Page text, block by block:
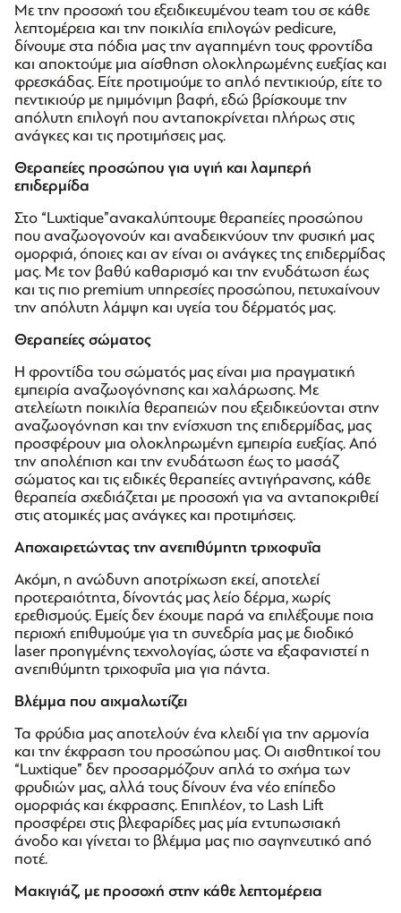
Με την προσοχή του εξειδικευμένου team του σε κάθε
λεπτομέρεια και την ποικιλία επιλογών pedicure,
δίνουμε στα πόδια μας την αγαπημένη τους φροντίδα
και αποκτούμε μια αίσθηση ολοκληρωμένης ευεξίας και
φρεσκάδας. Είτε προτιμούμε το απλό πεντικιούρ, είτε το
πεντικιούρ με ημιμόνιμη βαφή, εδώ βρίσκουμε την
απόλυτη επιλογή που ανταποκρίνεται πλήρως στις
ανάγκες και τις προτιμήσεις μας.
Θεραπείες προσώπου για υγιή και λαμπερή
επιδερμίδα
Στο “Luxtique”ανακαλύπτουμε θεραπείες προσώπου
που αναζωογονούν και αναδεικνύουν την φυσική μας
ομορφιά, όποιες και αν είναι οι ανάγκες της επιδερμίδας
μας. Με τον βαθύ καθαρισμό και την ενυδάτωση έως
και τις πιο premium υπηρεσίες προσώπου, πετυχαίνουν
την απόλυτη λάμψη και υγεία του δέρματός μας.
Θεραπείες σώματος
Η φροντίδα του σώματός μας είναι μια πραγματική
εμπειρία αναζωογόνησης και χαλάρωσης. Με
ατελείωτη ποικιλία θεραπειών που εξειδικεύονται στην
αναζωογόνηση και την ενίσχυση της επιδερμίδας, μας
προσφέρουν μια ολοκληρωμένη εμπειρία ευεξίας. Από
την απολέπιση και την ενυδάτωση έως το μασάζ
σώματος και τις ειδικές θεραπείες αντιγήρανσης, κάθε
θεραπεία σχεδιάζεται με προσοχή για να ανταποκριθεί
στις ατομικές μας ανάγκες και προτιμήσεις.
Αποχαιρετώντας την ανεπιθύμητη τριχοφυΐα
Ακόμη, η ανώδυνη αποτρίχωση εκεί, αποτελεί
προτεραιότητα, δίνοντάς μας λείο δέρμα, χωρίς
ερεθισμούς. Εμείς δεν έχουμε παρά να επιλέξουμε ποια
περιοχή επιθυμούμε για τη συνεδρία μας με διοδικό
laser προηγμένης τεχνολογίας, ώστε να εξαφανιστεί η
ανεπιθύμητη τριχοφυΐα μια για πάντα.
Βλέμμα που αιχμαλωτίζει
Τα φρύδια μας αποτελούν ένα κλειδί για την αρμονία
και την έκφραση του προσώπου μας. Οι αισθητικοί του
“Luxtique” δεν προσαρμόζουν απλά το σχήμα των
φρυδιών μας, αλλά τους δίνουν ένα νέο επίπεδο
ομορφιάς και έκφρασης. Επιπλέον, το Lash Lift
προσφέρει στις βλεφαρίδες μας μία εντυπωσιακή
άνοδο και γίνεται το βλέμμα μας πιο σαγηνευτικό από
ποτέ.
Μακιγιάζ, με προσοχή στην κάθε λεπτομέρεια